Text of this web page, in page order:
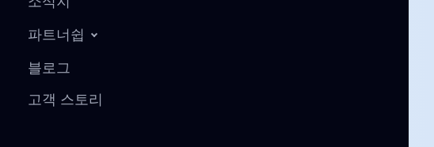
파트너쉽
블로그
고객 스토리